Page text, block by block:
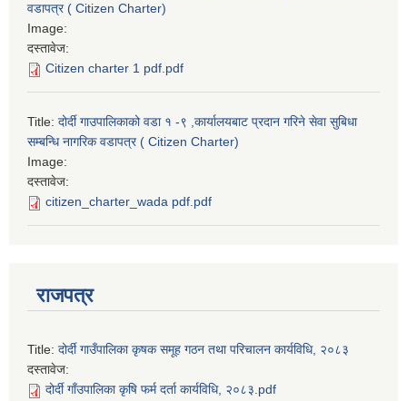
वडापत्र ( Citizen Charter)
Image:
दस्तावेज:
Citizen charter 1 pdf.pdf
Title: दोर्दी गाउपालिकाको वडा १ -९ ,कार्यालयबाट प्रदान गरिने सेवा सुबिधा
सम्बन्धि नागरिक वडापत्र ( Citizen Charter)
Image:
दस्तावेज:
citizen_charter_wada pdf.pdf
राजपत्र
Title: दोर्दी गाउँपालिका कृषक समूह गठन तथा परिचालन कार्यविधि, २०८३
दस्तावेज:
दोर्दी गाँउपालिका कृषि फर्म दर्ता कार्यविधि, २०८३.pdf